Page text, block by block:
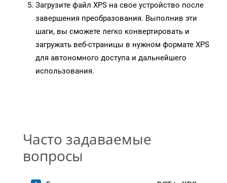
Загрузите файл XPS на свое устройство после
завершения преобразования. Выполнив эти
шаги, вы сможете легко конвертировать и
загружать веб-страницы в нужном формате XPS
для автономного доступа и дальнейшего
использования.
Часто задаваемые
вопросы